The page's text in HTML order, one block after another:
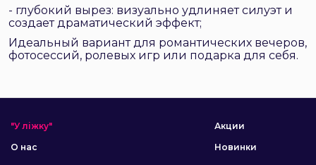
- глубокий вырез: визуально удлиняет силуэт и
создает драматический эффект;
Идеальный вариант для романтических вечеров,
фотосессий, ролевых игр или подарка для себя.
"У ліжку"
О нас
Акции
Новинки